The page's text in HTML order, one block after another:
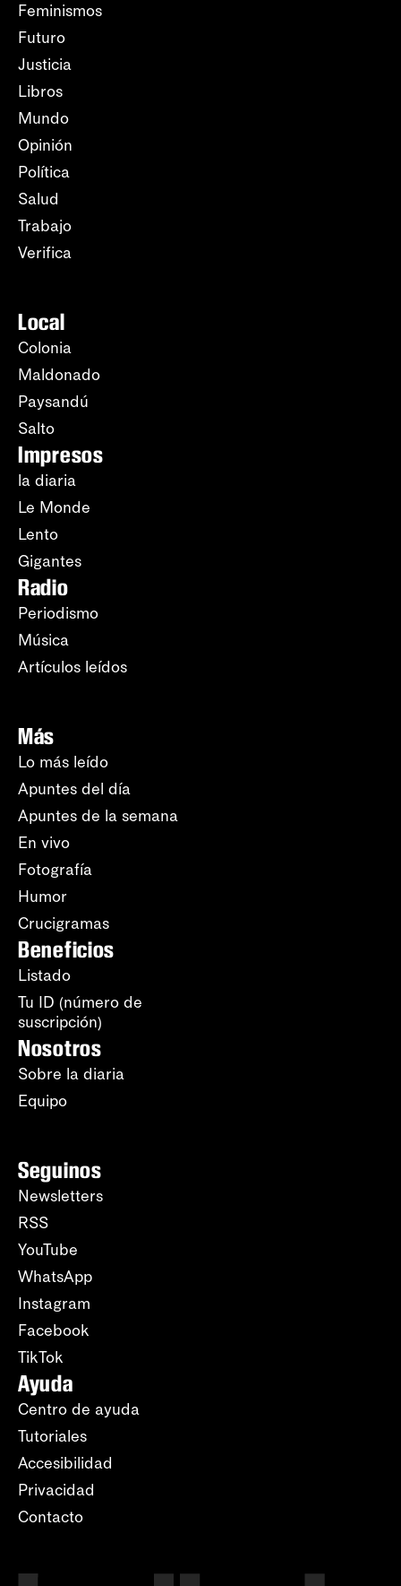
Feminismos
Futuro
Justicia
Libros
Mundo
Opinión
Política
Salud
Trabajo
Verifica
Local
Colonia
Maldonado
Paysandú
Salto
Impresos
la diaria
Le Monde
Lento
Gigantes
Radio
Periodismo
Música
Artículos leídos
Más
Lo más leído
Apuntes del día
Apuntes de la semana
En vivo
Fotografía
Humor
Crucigramas
Beneficios
Listado
Tu ID (número de
suscripción)
Nosotros
Sobre la diaria
Equipo
Seguinos
Newsletters
RSS
YouTube
WhatsApp
Instagram
Facebook
TikTok
Ayuda
Centro de ayuda
Tutoriales
Accesibilidad
Privacidad
Contacto